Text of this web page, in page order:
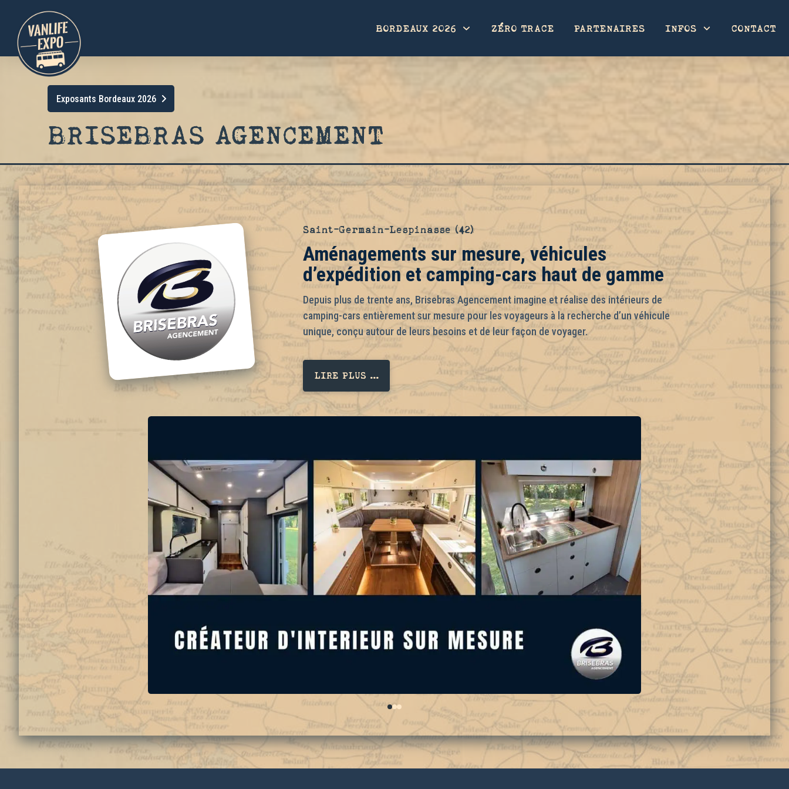
BORDEAUX 2026 ZÉRO TRACE PARTENAIRES INFOS CONTACT
Exposants Bordeaux 2026
BRISEBRAS AGENCEMENT
Saint-Germain-Lespinasse (42)
Aménagements sur mesure, véhicules
d’expédition et camping-cars haut de gamme
Depuis plus de trente ans, Brisebras Agencement imagine et réalise des intérieurs de
camping-cars entièrement sur mesure pour les voyageurs à la recherche d’un véhicule
unique, conçu autour de leurs besoins et de leur façon de voyager.
LIRE PLUS ...
012